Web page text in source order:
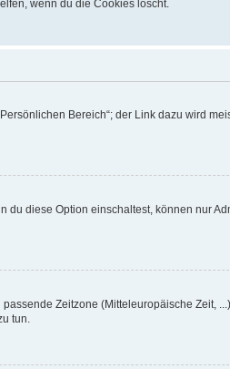
wenn du die Cookies löscht.
Bereich“; der Link dazu wird
du diese Option einschaltest, können nur
Zeitzone (Mitteleuropäische Zeit,
tun.